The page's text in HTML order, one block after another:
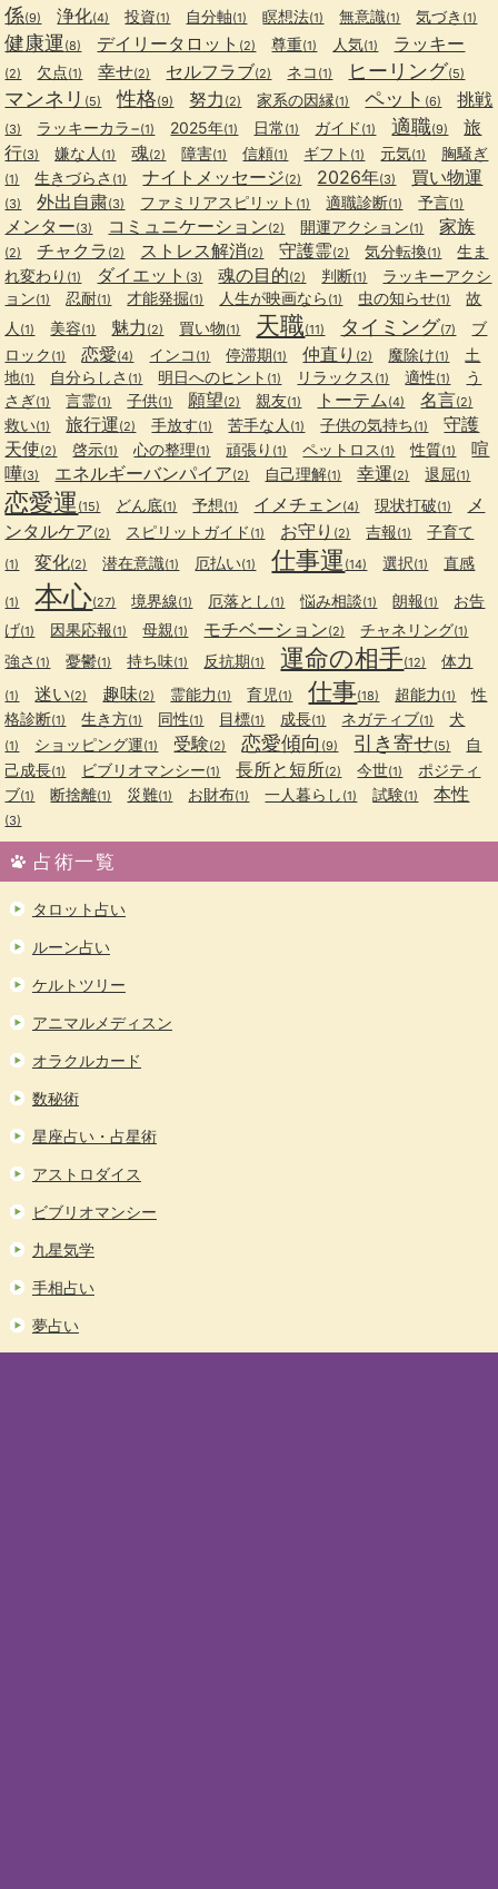
係(9) 浄化(4) 投資(1) 自分軸(1) 瞑想法(1) 無意識(1) 気づき (1)
健康運(8) デイリータロット (2) 尊重(1) 人気(1) ラッキー
(2) 欠点(1) 幸せ(2) セルフラブ(2) ネコ (1) ヒーリング(5)
マンネリ (5) 性格(9) 努力 (2) 家系の因縁(1) ペット (6) 挑戦
(3) ラッキーカラ−(1) 2025年(1) 日常 (1) ガイド (1) 適職(9)
旅
行(3) 嫌な人 (1) 魂(2) 障害(1) 信頼(1) ギフト (1) 元気(1) 胸騒ぎ
(1) 生きづらさ (1) ナイトメッセージ(2) 2026年(3) 買い物運
(3) 外出自粛(3) ファミリアスピリット (1) 適職診断(1) 予言(1)
メンター(3) コミュニケーション(2) 開運アクション(1) 家族
(2) チャクラ (2) ストレス解消(2) 守護霊(2) 気分転換(1)
生ま
れ変わり (1) ダイエット (3) 魂の目的(2) 判断(1)
ラッキーアクシ
ョン(1) 忍耐(1) 才能発掘(1) 人生が映画なら (1) 虫の知らせ(1)
故
人 (1) 美容(1) 魅力 (2) 買い物(1) 天職(11) タイミング(7)
ブ
ロック (1) 恋愛(4) インコ (1) 停滞期(1) 仲直り (2) 魔除け(1)
土
地(1) 自分らしさ (1) 明日へのヒント (1) リラックス (1) 適性(1)
う
さぎ(1) 言霊(1) 子供(1) 願望(2) 親友(1) トーテム (4) 名言(2)
救い(1) 旅行運(2) 手放す(1) 苦手な人 (1) 子供の気持ち(1)
守護
天使(2) 啓示(1) 心の整理(1) 頑張り (1) ペットロス (1) 性質(1)
喧
嘩(3) エネルギーバンパイア(2) 自己理解(1) 幸運(2) 退屈(1)
恋愛運 (15) どん底(1) 予想(1) イメチェン(4) 現状打破(1)
メ
ンタルケア(2) スピリットガイド (1) お守り (2) 吉報(1) 子育て
(1) 変化(2) 潜在意識(1) 厄払い(1) 仕事運 (14) 選択(1) 直感
(1) 本心(27) 境界線(1) 厄落とし (1) 悩み相談(1) 朗報(1)
お告
げ(1) 因果応報(1) 母親(1) モチベーション(2) チャネリング(1)
強さ (1) 憂鬱(1) 持ち味(1) 反抗期(1) 運命の相手(12) 体力
(1) 迷い(2) 趣味(2) 霊能力 (1) 育児 (1) 仕事(18) 超能力 (1)
性
格診断(1) 生き方(1) 同性(1) 目標(1) 成長(1) ネガティブ(1) 犬
(1) ショッピング運(1) 受験(2) 恋愛傾向 (9) 引き寄せ(5)
自
己成長(1) ビブリオマンシー(1) 長所と短所(2) 今世(1)
ポジティ
ブ(1) 断捨離(1) 災難(1) お財布(1) 一人暮らし (1) 試験(1) 本性
(3)
占術一覧
タロット占い
ルーン占い
ケルトツリー
アニマルメディスン
オラクルカード
数秘術
星座占い・占星術
アストロダイス
ビブリオマンシー
九星気学
手相占い
夢占い